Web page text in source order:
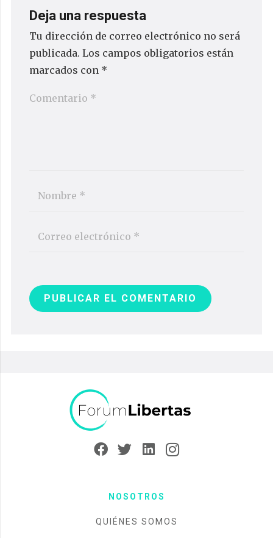
Deja una respuesta
Tu dirección de correo electrónico no será
publicada. Los campos obligatorios están
marcados con *
PUBLICAR EL COMENTARIO
NOSOTROS
QUIÉNES SOMOS